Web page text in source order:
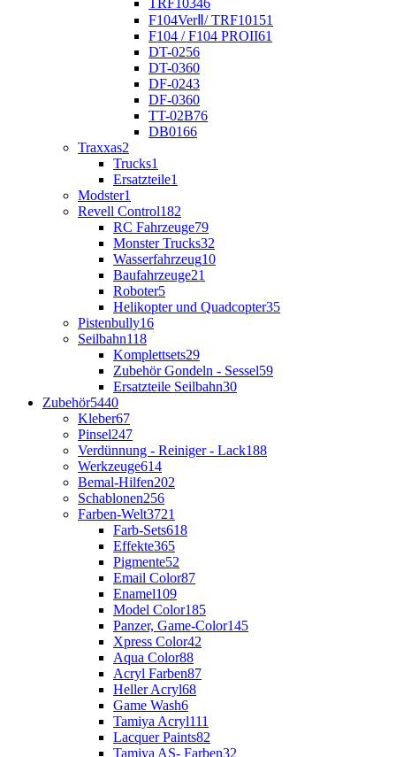
F104VerⅡ/ TRF101 51
F104 / F104 PROII61
DT-0256
DT-0360
DF-0243
DF-0360
TT-02B76
DB0166
Traxxas2
Trucks1
Ersatzteile1
Modster1
Revell Control182
RC Fahrzeuge79
Monster Trucks32
Wasserfahrzeug10
Baufahrzeuge21
Roboter5
Helikopter und Quadcopter35
Pistenbully16
Seilbahn118
Komplettsets29
Zubehör Gondeln - Sessel59
Ersatzteile Seilbahn30
Zubehör5440
Kleber67
Pinsel247
Verdünnung - Reiniger - Lack188
Werkzeuge614
Bemal-Hilfen202
Schablonen256
Farben-Welt3721
Farb-Sets618
Effekte365
Pigmente52
Email Color87
Enamel109
Model Color185
Panzer, Game-Color145
Xpress Color42
Aqua Color88
Acryl Farben87
Heller Acryl68
Game Wash6
Tamiya Acryl111
Lacquer Paints82
Tamiya AS- Farben32